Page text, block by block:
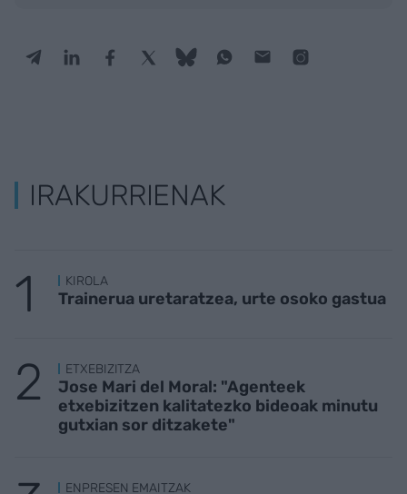
IRAKURRIENAK
KIROLA
Trainerua uretaratzea, urte osoko gastua
ETXEBIZITZA
Jose Mari del Moral: "Agenteek
etxebizitzen kalitatezko bideoak minutu
gutxian sor ditzakete"
ENPRESEN EMAITZAK